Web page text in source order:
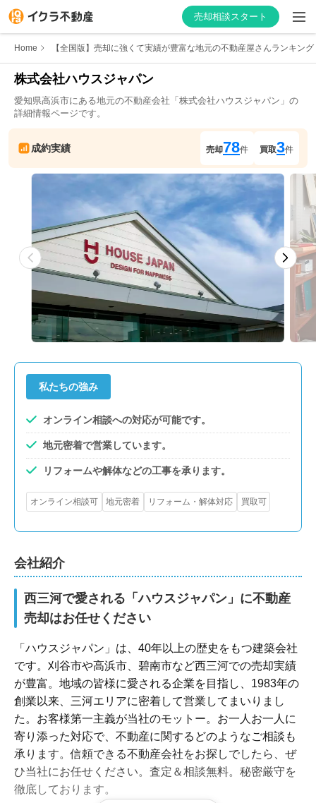
売却相談スタート
はじめての方へ
不動産会社を探す
物件の価格を知る
お家の売却を学ぶ
不動産会社向け情報
Home 【全国版】売却に強くて実績が豊富な地元の不動産屋さんランキング
株式会社ハウスジャパン
愛知県高浜市にある地元の不動産会社「 株式会社ハウスジャパン 」の
詳細情報ページです。
成約実績 売却78件 買取3件
私たちの強み
オンライン相談への対応が可能です。
地元密着で営業しています。
リフォームや解体などの工事を承ります。
オンライン相談可 地元密着 リフォーム・解体対応 買取可
会社紹介
西三河で愛される「ハウスジャパン」に不動産
売却はお任せください
「ハウスジャパン」は、40年以上の歴史をもつ建築会社
です。刈谷市や高浜市、碧南市など西三河での売却実績
が豊富。地域の皆様に愛される企業を目指し、1983年の
創業以来、三河エリアに密着して営業してまいりまし
た。お客様第一主義が当社のモットー。お一人お一人に
寄り添った対応で、不動産に関するどのようなご相談も
承ります。信頼できる不動産会社をお探しでしたら、ぜ
ひ当社にお任せください。査定＆相談無料。秘密厳守を
徹底しております。